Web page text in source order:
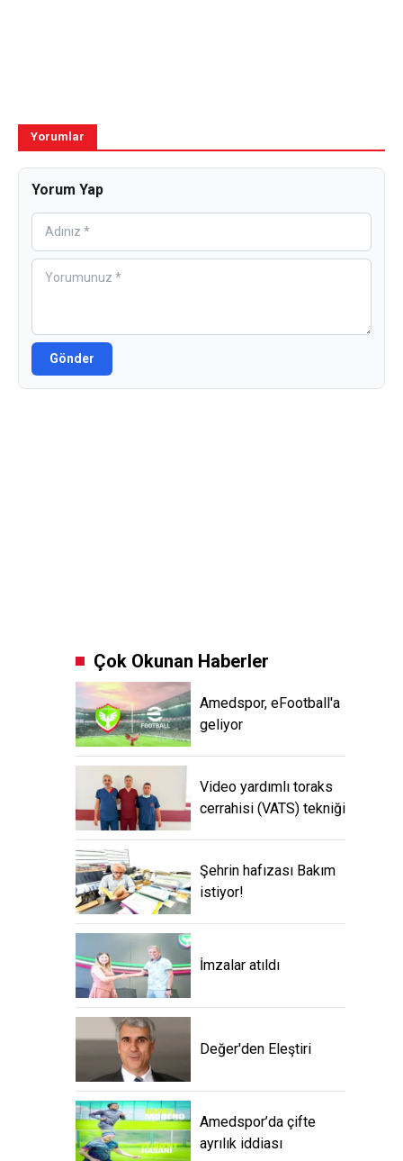
Yorumlar
Yorum Yap
Gönder
Çok Okunan Haberler
Amedspor, eFootball'a
geliyor
Video yardımlı toraks
cerrahisi (VATS) tekniği
Şehrin hafızası Bakım
istiyor!
İmzalar atıldı
Değer'den Eleştiri
Amedspor’da çifte
ayrılık iddiası